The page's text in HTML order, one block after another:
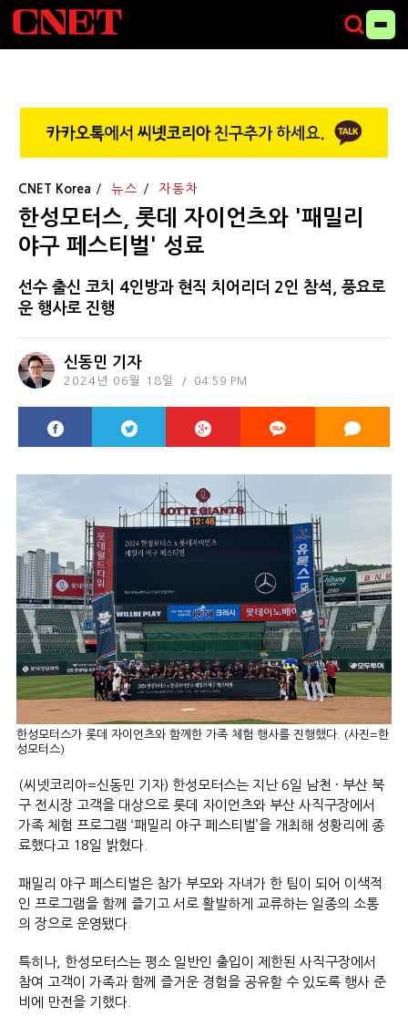
CNET Korea 뉴스 자동차
한성모터스, 롯데 자이언츠와 '패밀리
야구 페스티벌' 성료
선수 출신 코치 4인방과 현직 치어리더 2인 참석, 풍요로
운 행사로 진행
신동민 기자
2024년 06월 18일 04:59 PM
한성모터스가 롯데 자이언츠와 함께한 가족 체험 행사를 진행했다. (사진=한
성모터스)
(씨넷코리아=신동민 기자) 한성모터스는 지난 6일 남천 · 부산 북
구 전시장 고객을 대상으로 롯데 자이언츠와 부산 사직구장에서
가족 체험 프로그램 ‘패밀리 야구 페스티벌’을 개최해 성황리에 종
료했다고 18일 밝혔다.
패밀리 야구 페스티벌은 참가 부모와 자녀가 한 팀이 되어 이색적
인 프로그램을 함께 즐기고 서로 활발하게 교류하는 일종의 소통
의 장으로 운영됐다.
특히나, 한성모터스는 평소 일반인 출입이 제한된 사직구장에서
참여 고객이 가족과 함께 즐거운 경험을 공유할 수 있도록 행사 준
비에 만전을 기했다.